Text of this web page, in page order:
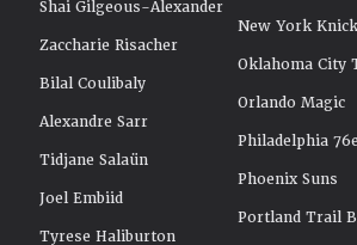
Shai Gilgeous-Alexander
Zaccharie Risacher
Bilal Coulibaly
Alexandre Sarr
Tidjane Salaün
Joel Embiid
Tyrese Haliburton
New York
Oklahoma City
Orlando Magic
Philadelphia
Phoenix Suns
Portland Trail